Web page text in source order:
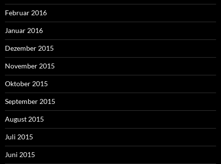
Februar 2016
Januar 2016
Dezember 2015
November 2015
Oktober 2015
September 2015
August 2015
Juli 2015
Juni 2015